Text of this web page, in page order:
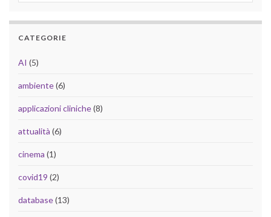
CATEGORIE
AI (5)
ambiente(6)
applicazioni cliniche(8)
attualità (6)
cinema (1)
covid19 (2)
database(13)